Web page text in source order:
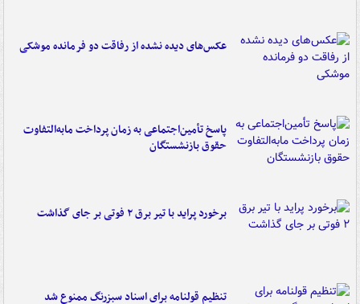
عکس‌های دیده نشده از رفاقت دو فرمانده‌ موشکی
پاسخ تأمین‌اجتماعی به زمان پرداخت مابه‌التفاوت
حقوق بازنشستگان
برخورد پراید با تیر برق ۲ فوتی بر جای گذاشت
تنظیم قولنامه برای اسناد سبزرنگ ممنوع شد